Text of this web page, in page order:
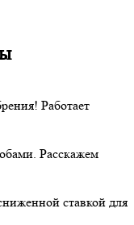
Работает
Расскажем
ставкой для